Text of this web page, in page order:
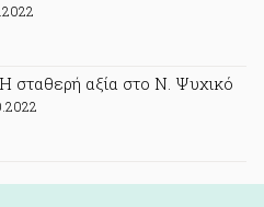
σταθερή αξία στο Ν. Ψυχικό